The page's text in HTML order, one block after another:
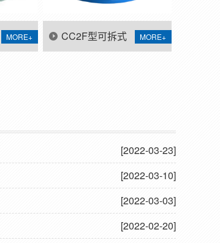
MORE+ MORE+
CC2F型可拆式
[2022-03-23]
[2022-03-10]
[2022-03-03]
[2022-02-20]